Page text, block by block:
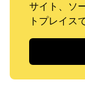
サイト、ソ
トプレイス